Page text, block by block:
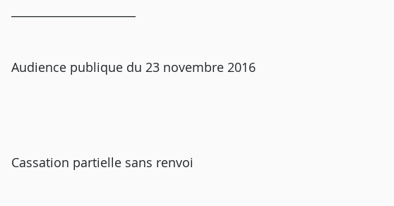
Audience publique du 23 novembre 2016
Cassation partielle sans renvoi